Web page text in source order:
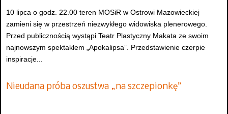
10 lipca o godz. 22.00 teren MOSiR w Ostrowi Mazowieckiej
zamieni się w przestrzeń niezwykłego widowiska plenerowego.
Przed publicznością wystąpi Teatr Plastyczny Makata ze swoim
najnowszym spektaklem „Apokalipsa”. Przedstawienie czerpie
inspiracje...
Nieudana próba oszustwa „na szczepionkę”